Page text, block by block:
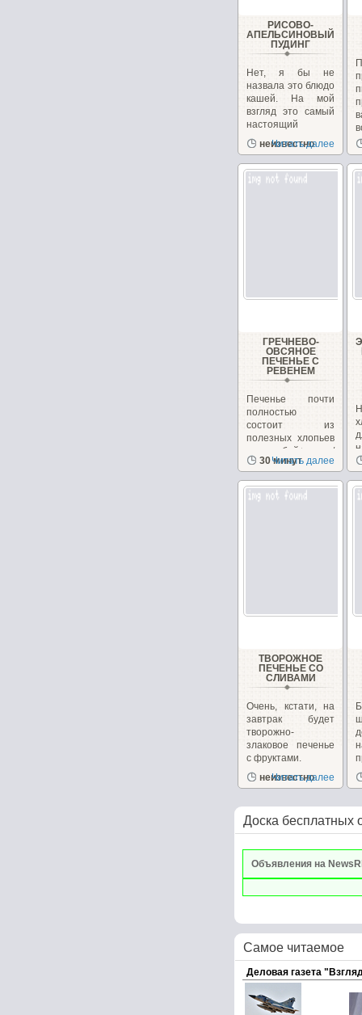
РИСОВО-
АПЕЛЬСИНОВЫЙ
ПУДИНГ
Нет, я бы не
назвала это блюдо
кашей. На мой
взгляд это самый
настоящий
пудинг....
неизвестно
Читать далее
ГРЕЧНЕВО-
ОВСЯНОЕ
ПЕЧЕНЬЕ С
РЕВЕНЕМ
Печенье почти
полностью
состоит из
полезных хлопьев
и отрубей+орехи/
семечки,...
30 минут
Читать далее
ТВОРОЖНОЕ
ПЕЧЕНЬЕ СО
СЛИВАМИ
Очень, кстати, на
завтрак будет
творожно-
злаковое печенье
с фруктами.
неизвестно
Читать далее
Доска бесплатных
Объявления на
Самое читаемое